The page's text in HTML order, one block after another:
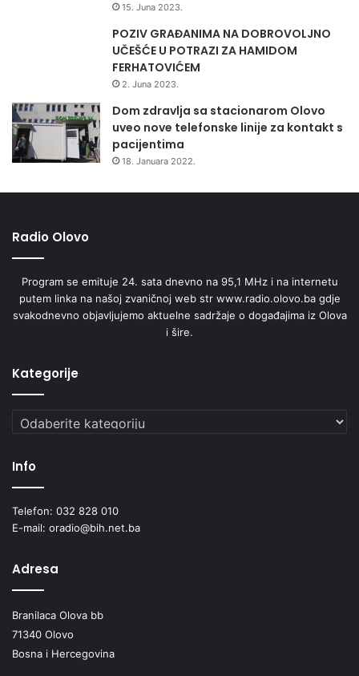
15. Juna 2023.
POZIV GRAĐANIMA NA DOBROVOLJNO
UČEŠĆE U POTRAZI ZA HAMIDOM
FERHATOVIĆEM
2. Juna 2023.
Dom zdravlja sa stacionarom Olovo
uveo nove telefonske linije za kontakt s
pacijentima
18. Januara 2022.
Radio Olovo
Program se emituje 24. sata dnevno na 95,1 MHz i na internetu
putem linka na našoj zvaničnoj web str www.radio.olovo.ba gdje
svakodnevno objavljujemo aktuelne sadržaje o događajima iz Olova
i šire.
Kategorije
Kategorije
Info
Telefon: 032 828 010
E-mail: oradio@bih.net.ba
Adresa
Branilaca Olova bb
71340 Olovo
Bosna i Hercegovina